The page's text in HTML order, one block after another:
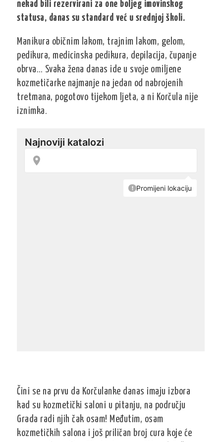
nekad bili rezervirani za one boljeg imovinskog
statusa, danas su standard već u srednjoj školi.
Manikura običnim lakom, trajnim lakom, gelom,
pedikura, medicinska pedikura, depilacija, čupanje
obrva… Svaka žena danas ide u svoje omiljene
kozmetičarke najmanje na jedan od nabrojenih
tretmana, pogotovo tijekom ljeta, a ni Korčula nije
iznimka.
Čini se na prvu da Korčulanke danas imaju izbora
kad su kozmetički saloni u pitanju, na području
Grada radi njih čak osam! Međutim, osam
kozmetičkih salona i još priličan broj cura koje će